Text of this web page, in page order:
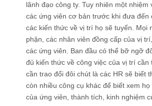
lãnh đạo công ty. Tuy nhiên một
các ứng viên cơ bản trước khi đưa đến
các kiến thức về vị trí họ sẽ tuyển.
phận, các nhân viên đồng cấp của vị
các ứng viên. Ban đầu có thể bỡ ngỡ
đủ kiến thức về công việc của vị trí
cần trao đổi đôi chút là các HR sẽ biết
còn nhiều công cụ khác để biết xem
của ứng viên, thành tích, kinh nghiệm